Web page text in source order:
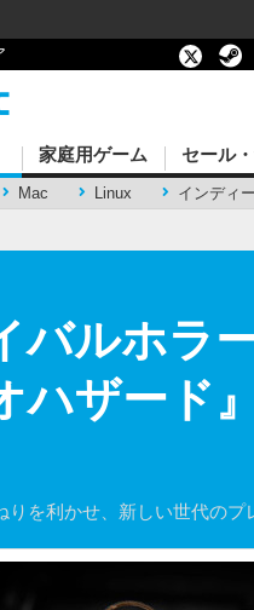
Mac Linux インディ
家庭用ゲーム セール
バルホラ
ハザード
を利かせ、新しい世代のプ